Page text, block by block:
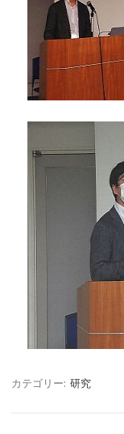
カテゴリー: 研究